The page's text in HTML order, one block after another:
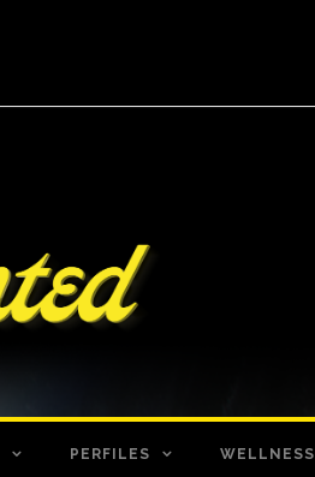
PERFILES WELLNESS